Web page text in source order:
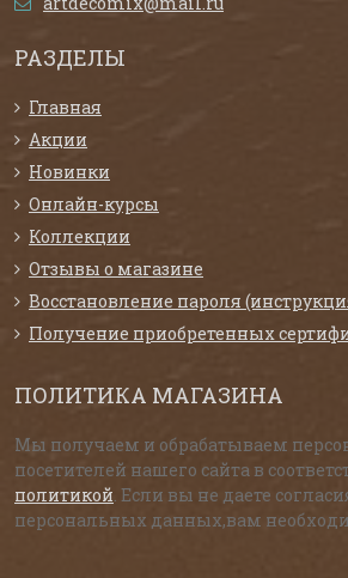
РАЗДЕЛЫ
Главная
Акции
Новинки
Онлайн-курсы
Коллекции
Отзывы о магазине
Восстановление пароля
Получение приобретенных
ПОЛИТИКА МАГАЗИНА
Мы получаем и обрабатываем
посетителей нашего сайта в
политикой . Если вы не даете
персональных данных,вам